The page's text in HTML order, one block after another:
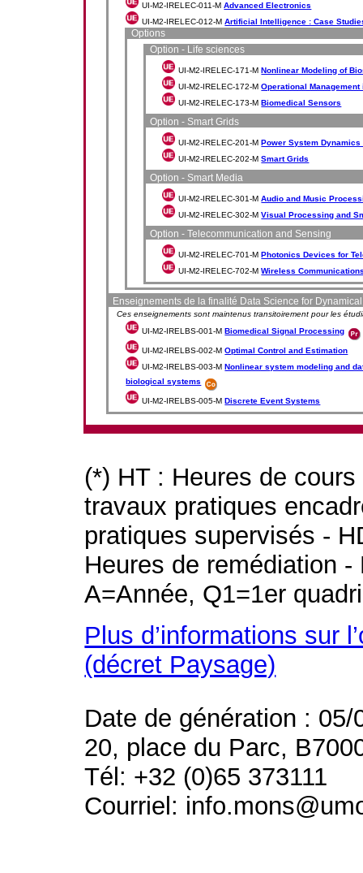
UI-M2-IRELEC-011-MAdvanced Electronics
UI-M2-IRELEC-012-MArtificial Intelligence : Case
Options
Option - Life sciences
UI-M2-IRELEC-171-MNonlinear Modeling of
UI-M2-IRELEC-172-MOperational
UI-M2-IRELEC-173-MBiomedical Sensors
Option - Smart Grids
UI-M2-IRELEC-201-MPower System
UI-M2-IRELEC-202-MSmart Grids
Option - Smart Media
UI-M2-IRELEC-301-MAudio and Music
UI-M2-IRELEC-302-MVisual Processing and
Option - Telecommunication and Sensing
UI-M2-IRELEC-701-MPhotonics Devices for
UI-M2-IRELEC-702-MWireless
Enseignements de la finalité Data Science for
Ces enseignements sont maintenus transitoirement pour les
UI-M2-IRELBS-001-MBiomedical Signal Processing
UI-M2-IRELBS-002-MOptimal Control and Estimation
UI-M2-IRELBS-003-MNonlinear system modeling and
biological systems
UI-M2-IRELBS-005-MDiscrete Event Systems
(*) HT : Heures de
travaux pratiques
pratiques supervisés -
Heures de remédiation
A=Année, Q1=1er
Plus d’informations sur
(décret Paysage)
Date de génération : 05/
20, place du Parc,
Tél: +32 (0)65 373111
Courriel: